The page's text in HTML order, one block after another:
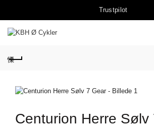
Trustpilot
Centurion Herre Sølv